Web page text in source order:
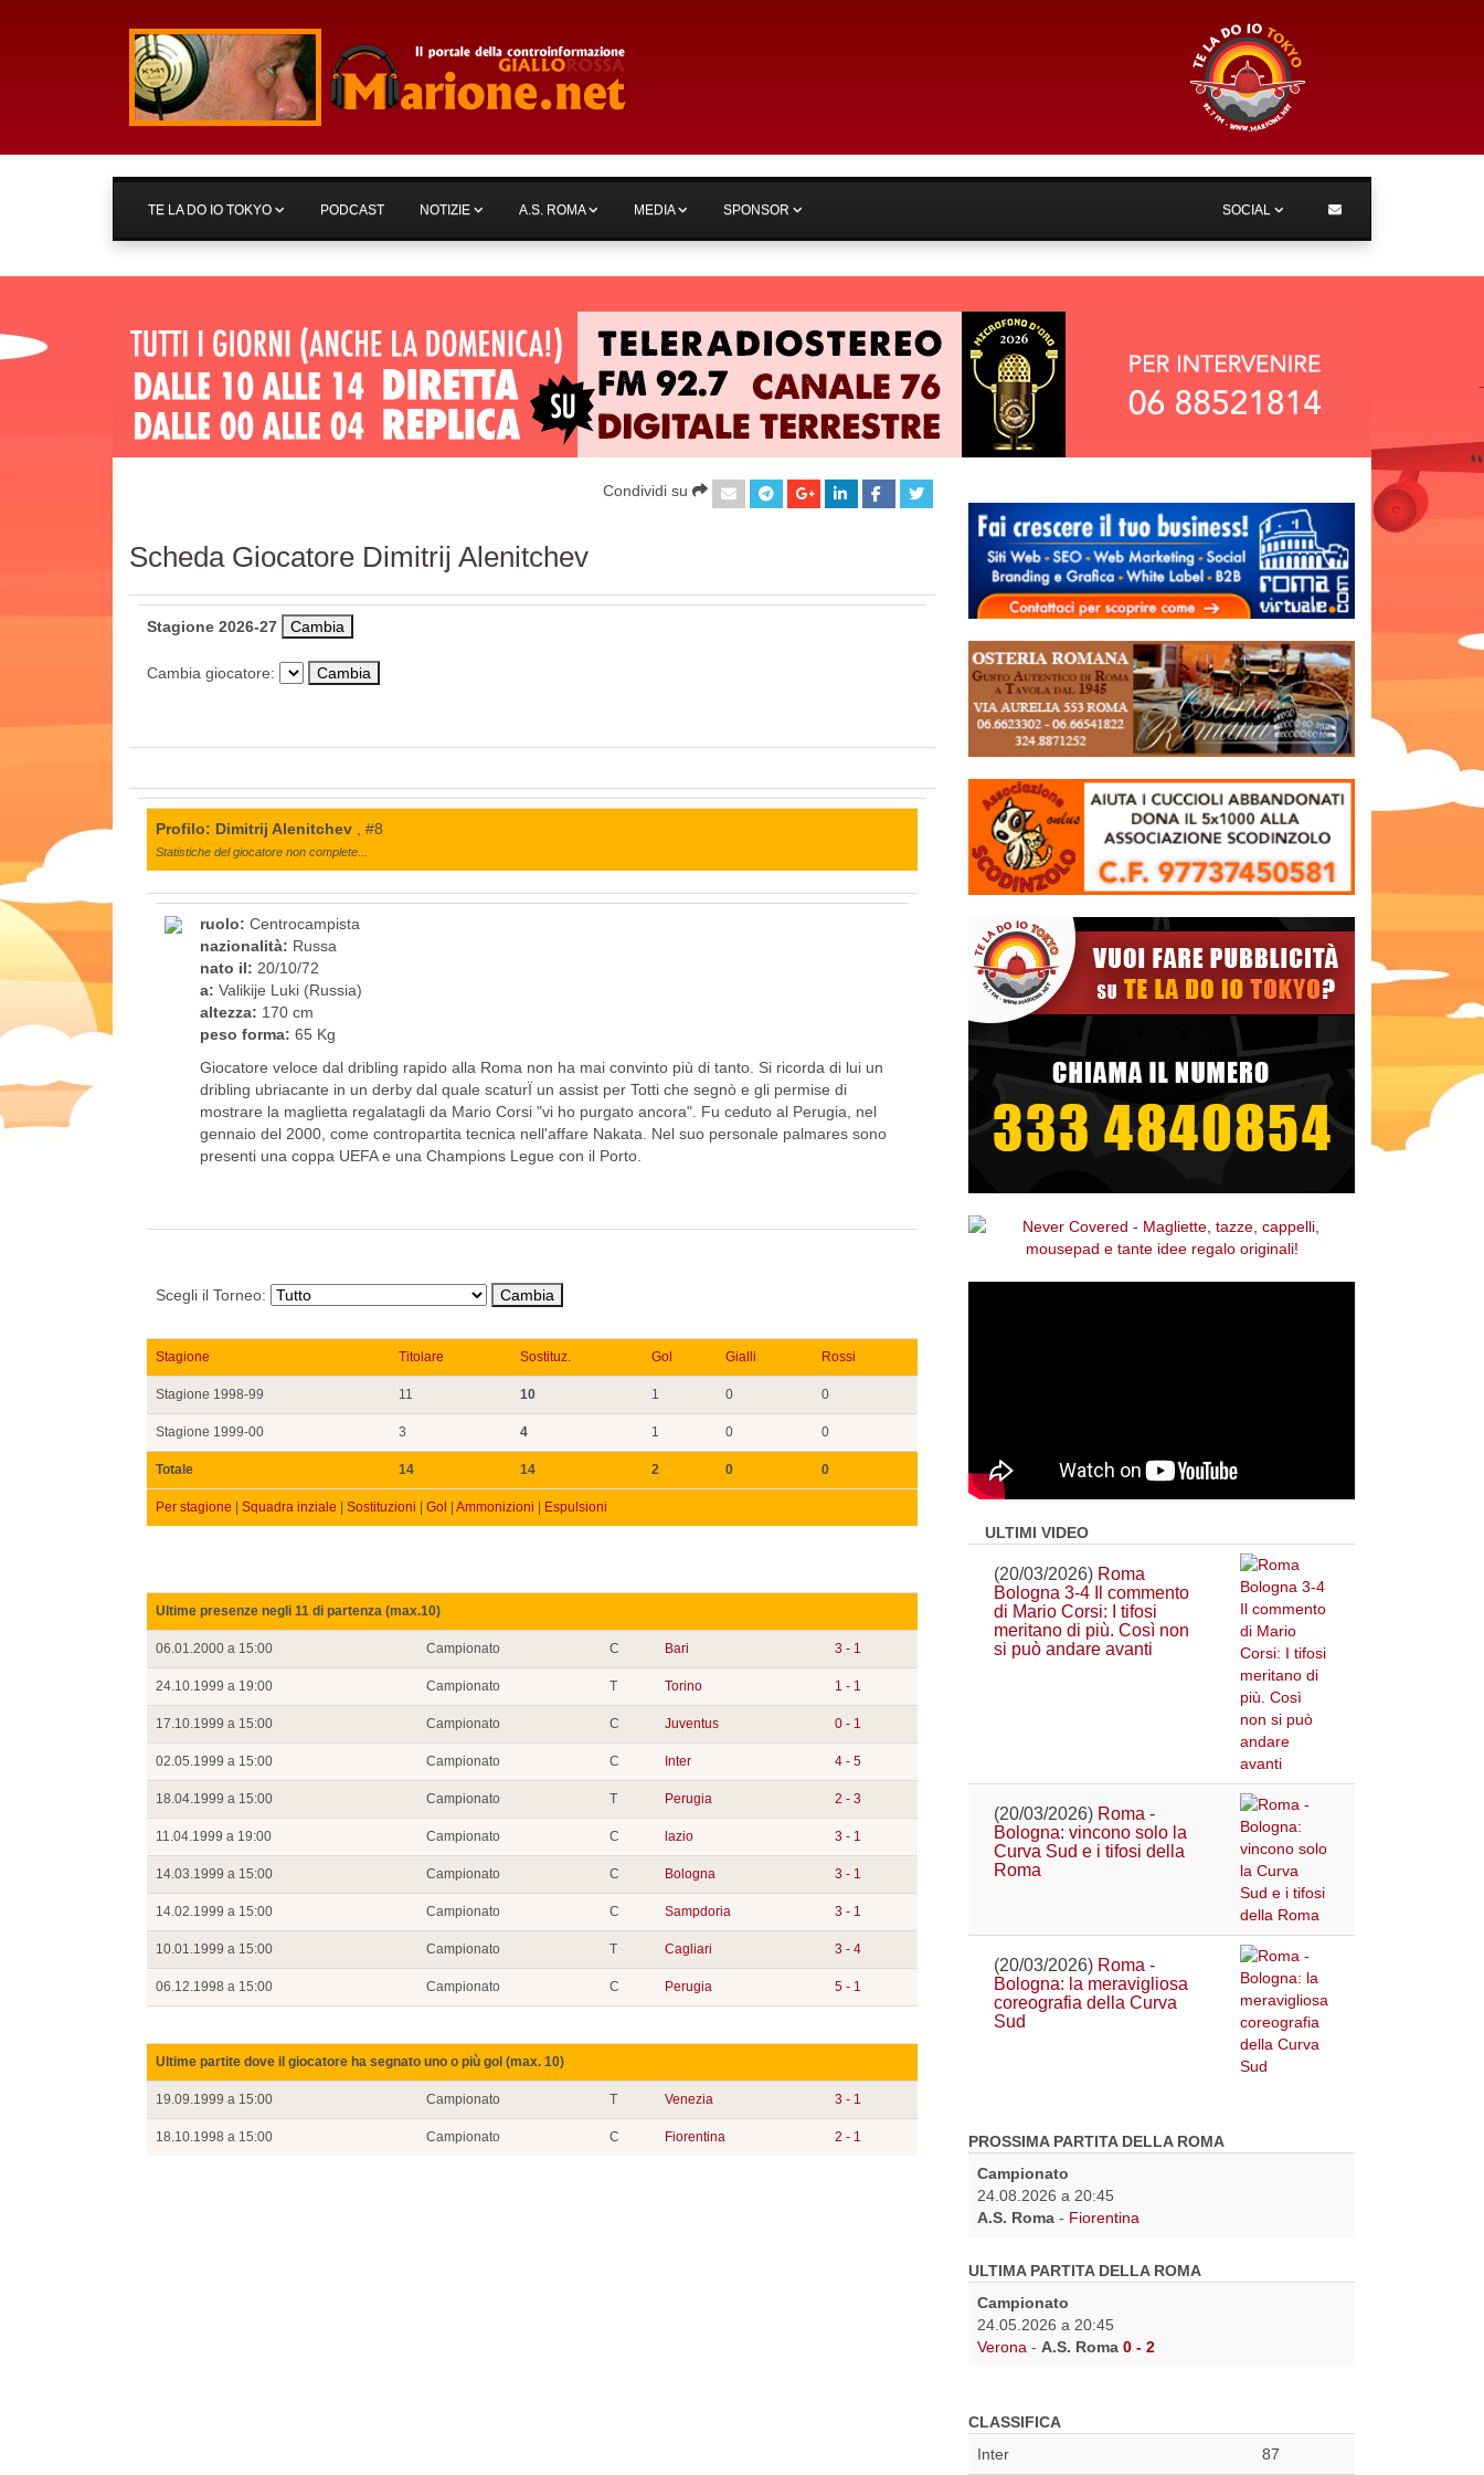
TE LA DO IO TOKYO PODCAST NOTIZIE A.S. ROMA MEDIA SPONSOR SOCIAL
Condividi su
Scheda Giocatore Dimitrij Alenitchev
Stagione 2026-27
Cambia giocatore:
Profilo: Dimitrij Alenitchev , #8
Statistiche del giocatore non complete...
ruolo: Centrocampista
nazionalità: Russa
nato il: 20/10/72
a: Valikije Luki (Russia)
altezza: 170 cm
peso forma: 65 Kg
Giocatore veloce dal dribling rapido alla Roma non ha mai convinto più di tanto. Si ricorda di lui un
dribling ubriacante in un derby dal quale scaturÏ un assist per Totti che segnò e gli permise di
mostrare la maglietta regalatagli da Mario Corsi "vi ho purgato ancora". Fu ceduto al Perugia, nel
gennaio del 2000, come contropartita tecnica nell'affare Nakata. Nel suo personale palmares sono
presenti una coppa UEFA e una Champions Legue con il Porto.
Scegli il Torneo:
Stagione Titolare Sostituz. Gol Gialli Rossi
Stagione 1998-99 11 10 1 0 0
Stagione 1999-00 3 4 1 0 0
Totale 14 14 2 0 0
Per stagione | Squadra inziale | Sostituzioni | Gol | Ammonizioni | Espulsioni
Ultime presenze negli 11 di partenza (max.10)
06.01.2000 a 15:00 Campionato C Bari 3 - 1
24.10.1999 a 19:00 Campionato T Torino 1 - 1
17.10.1999 a 15:00 Campionato C Juventus 0 - 1
02.05.1999 a 15:00 Campionato C Inter 4 - 5
18.04.1999 a 15:00 Campionato T Perugia 2 - 3
11.04.1999 a 19:00 Campionato C lazio 3 - 1
14.03.1999 a 15:00 Campionato C Bologna 3 - 1
14.02.1999 a 15:00 Campionato C Sampdoria 3 - 1
10.01.1999 a 15:00 Campionato T Cagliari 3 - 4
06.12.1998 a 15:00 Campionato C Perugia 5 - 1
Ultime partite dove il giocatore ha segnato uno o più gol (max. 10)
19.09.1999 a 15:00 Campionato T Venezia 3 - 1
18.10.1998 a 15:00 Campionato C Fiorentina 2 - 1
ULTIMI VIDEO
(20/03/2026) Roma
Bologna 3-4 Il commento
di Mario Corsi: I tifosi
meritano di più. Così non
si può andare avanti
(20/03/2026) Roma -
Bologna: vincono solo la
Curva Sud e i tifosi della
Roma
(20/03/2026) Roma -
Bologna: la meravigliosa
coreografia della Curva
Sud
PROSSIMA PARTITA DELLA ROMA
Campionato
24.08.2026 a 20:45
A.S. Roma - Fiorentina
ULTIMA PARTITA DELLA ROMA
Campionato
24.05.2026 a 20:45
Verona - A.S. Roma 0 - 2
CLASSIFICA
Inter
87